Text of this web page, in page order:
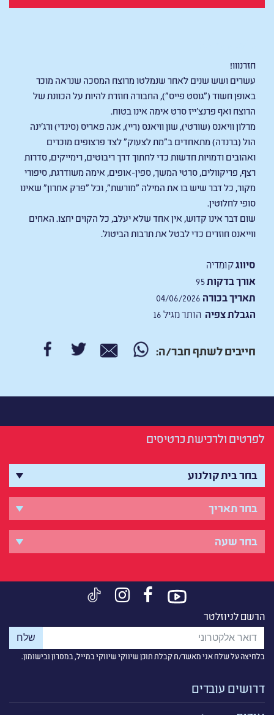
חזרנווו!
עשרים ושש שנים לאחר שנמלטו מרוצח המסכה שנראה מוכר
באופן חשוד ("גוסט פייס"), החבורה חוזרת להיות על הכוונת של
הרוצח ואף פרנצ'ייז סרט אימה אינו בטוח.
מרלון וויאנס (שורטי), שון וויאנס (ריי), אנה פאריס (סינדי) ורג'ינה
הול (ברנדה) מתאחדים ב"מת לצעוק" לצד פרצופים מוכרים
ואהובים ודמויות חדשות כדי לחתוך דרך ריבוטים, רימייקים, סדרות
רצף, פריקוולים, סרטי המשך, ספין-אופים, אימה משודרגת, סיפורי
מקור, כל דבר שיש בו את המילה "מורשת", וכל "פרק אחרון" שאינו
סופי לחלוטין.
שום דבר אינו קדוש, אין אחד שלא יעלב, כל הקוים יחצו. האחים
ווייאנס חוזרים כדי לבטל את תרבות הביטול.
סיווגקומדיה
אורך בדקות
תאריך בכורה
הגבלת צפיה הותר מגיל 16
חייבים לשתף חבר/ה:
לפרטים ולרכישת כרטיסים
הרשם לניוזלטר
בלחיצה על שלח אני מאשר/ת קבלת תוכן שיווקי שיווקי במייל, במסרון ובישומון.
דרושים עובדים